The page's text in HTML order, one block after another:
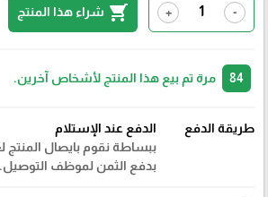
-
+
shopping_cart شراء هذا المنتج
مرة تم بيع هذا المنتج لأشخاص آخرين.
طريقة الدفع
الدفع عند الإستلام
ببساطة نقوم بايصال المنتج
بدفع الثمن لموظف التوصيل.